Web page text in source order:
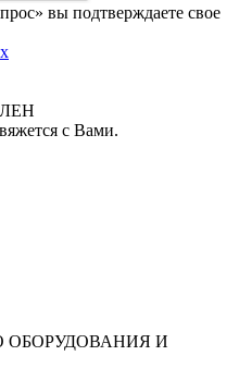
вы подтверждаете свое
с Вами.
ОБОРУДОВАНИЯ И